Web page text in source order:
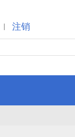
| 注销